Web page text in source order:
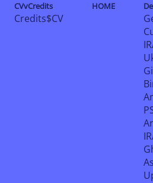
CVvCredits
Credits$CV
HOME